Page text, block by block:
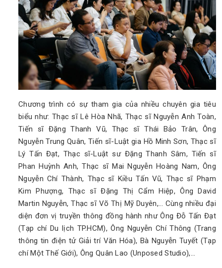
Chương trình có sự tham gia của nhiều chuyên gia tiêu
biểu như: Thạc sĩ Lê Hòa Nhã, Thạc sĩ Nguyễn Anh Toàn,
Tiến sĩ Đặng Thanh Vũ, Thạc sĩ Thái Bảo Trân, Ông
Nguyễn Trung Quân, Tiến sĩ-Luật gia Hồ Minh Sơn, Thạc sĩ
Lý Tấn Đạt, Thạc sĩ-Luật sư Đặng Thanh Sâm, Tiến sĩ
Phan Huỳnh Anh, Thạc sĩ Mai Nguyễn Hoàng Nam, Ông
Nguyễn Chí Thành, Thạc sĩ Kiều Tấn Vũ, Thạc sĩ Phạm
Kim Phượng, Thạc sĩ Đặng Thị Cẩm Hiệp, Ông David
Martin Nguyễn, Thạc sĩ Võ Thị Mỹ Duyên,… Cùng nhiều đại
diện đơn vị truyền thông đồng hành như Ông Đỗ Tấn Đạt
(Tạp chí Du lịch TP.HCM), Ông Nguyễn Chí Thông (Trang
thông tin điện tử Giải trí Văn Hóa), Bà Nguyễn Tuyết (Tạp
chí Một Thế Giới), Ông Quân Lao (Unposed Studio),…